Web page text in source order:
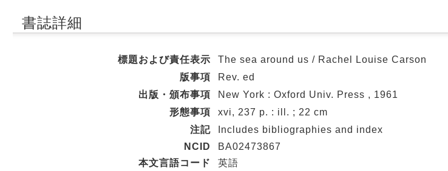
書誌詳細
標題および責任表示
The sea around us / Rachel Louise Carson
版事項
Rev. ed
出版・頒布事項
New York : Oxford Univ. Press , 1961
形態事項
xvi, 237 p. : ill. ; 22 cm
注記
Includes bibliographies and index
NCID
BA02473867
本文言語コード
英語